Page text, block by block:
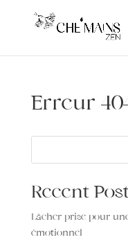
Erreur
Recent
Lâcher prise pour
émotionnel